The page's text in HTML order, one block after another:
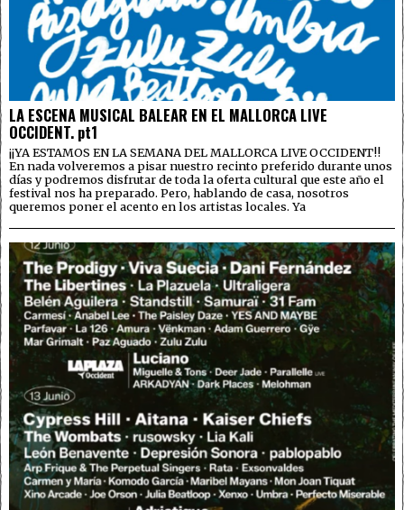
LA ESCENA MUSICAL BALEAR EN EL MALLORCA LIVE
OCCIDENT. pt1
¡¡YA ESTAMOS EN LA SEMANA DEL MALLORCA LIVE OCCIDENT!!
En nada volveremos a pisar nuestro recinto preferido durante unos
días y podremos disfrutar de toda la oferta cultural que este año el
festival nos ha preparado. Pero, hablando de casa, nosotros
queremos poner el acento en los artistas locales. Ya